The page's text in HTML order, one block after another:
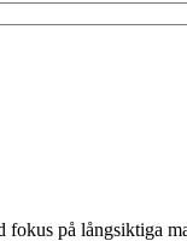
på långsiktiga